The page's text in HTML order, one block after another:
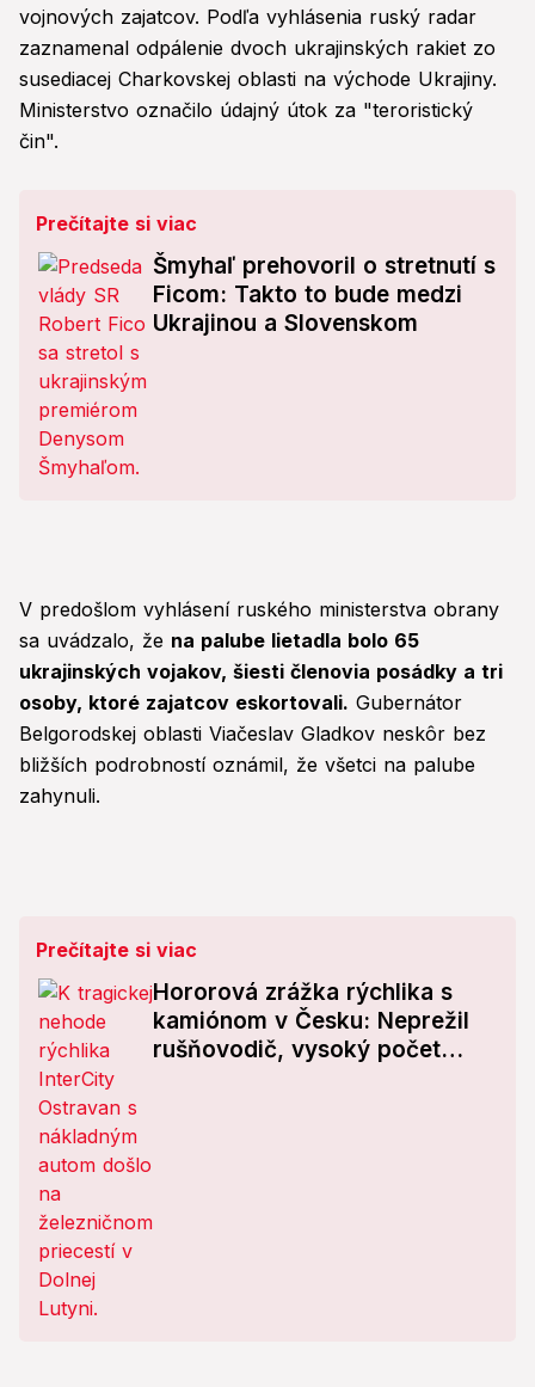
vojnových zajatcov. Podľa vyhlásenia ruský radar
zaznamenal odpálenie dvoch ukrajinských rakiet zo
susediacej Charkovskej oblasti na východe Ukrajiny.
Ministerstvo označilo údajný útok za "teroristický
čin".
Prečítajte si viac
Šmyhaľ prehovoril o stretnutí s
Ficom: Takto to bude medzi
Ukrajinou a Slovenskom
V predošlom vyhlásení ruského ministerstva obrany
sa uvádzalo, že na palube lietadla bolo 65
ukrajinských vojakov, šiesti členovia posádky a tri
osoby, ktoré zajatcov eskortovali. Gubernátor
Belgorodskej oblasti Viačeslav Gladkov neskôr bez
bližších podrobností oznámil, že všetci na palube
zahynuli.
Prečítajte si viac
Hororová zrážka rýchlika s
kamiónom v Česku: Neprežil
rušňovodič, vysoký počet